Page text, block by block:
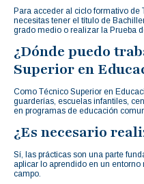
Para acceder al ciclo formativo
necesitas tener el título de
grado medio o realizar la Prueba
¿Dónde puedo
Superior en
Como Técnico Superior en
guarderías, escuelas infantiles,
en programas de educación
¿Es necesario
Sí, las prácticas son una parte
aplicar lo aprendido en un
campo.